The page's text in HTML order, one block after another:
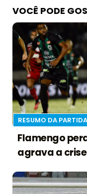
VOCÊ PODE
RESUMO DA PARTIDA
Flamengo
agrava a